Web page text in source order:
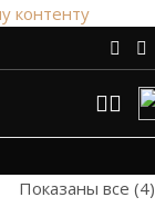
контенту
подбор
вариантов | В
Показаны все (4)